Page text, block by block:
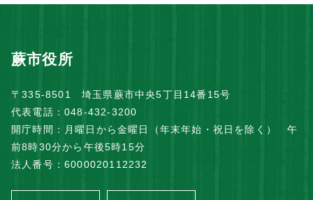
蕨市役所
〒335-8501 埼玉県蕨市中央5丁目14番15号
代表電話：048-432-3200
開庁時間：月曜日から金曜日（年末年始・祝日を除く） 午
前8時30分から午後5時15分
法人番号：6000020112232